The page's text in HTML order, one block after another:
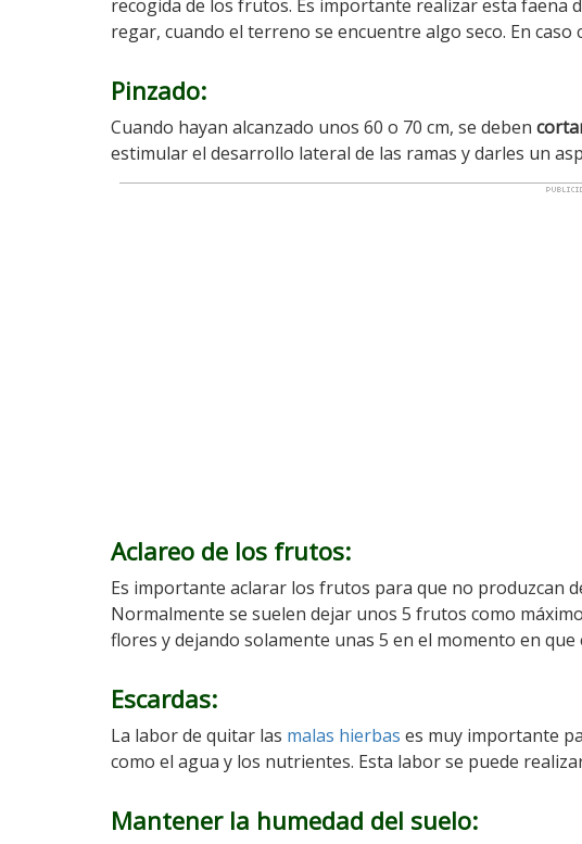
recogida de los frutos. Es importante realizar esta faena
regar, cuando el terreno se encuentre algo seco. En
Pinzado:
Cuando hayan alcanzado unos 60 o 70 cm, se deben
estimular el desarrollo lateral de las ramas y darles un
Aclareo de los frutos:
Es importante aclarar los frutos para que no produzcan
Normalmente se suelen dejar unos 5 frutos como
flores y dejando solamente unas 5 en el momento en
Escardas:
La labor de quitar las malas hierbas es muy importante
como el agua y los nutrientes. Esta labor se puede
Mantener la humedad del suelo: